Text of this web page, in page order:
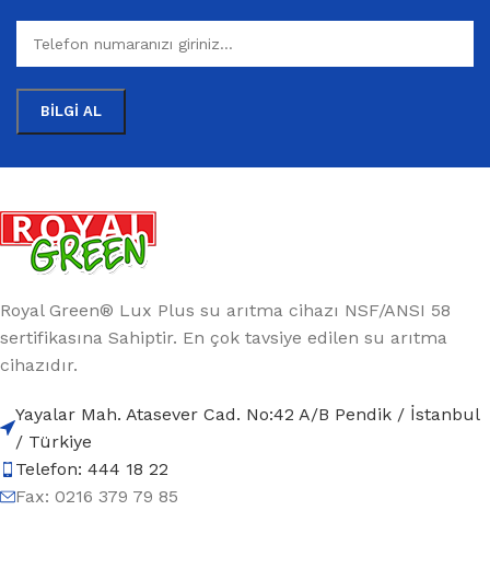
Royal Green® Lux Plus su arıtma cihazı NSF/ANSI 58
sertifikasına Sahiptir. En çok tavsiye edilen su arıtma
cihazıdır.
Yayalar Mah. Atasever Cad. No:42 A/B Pendik / İstanbul
/ Türkiye
Telefon: 444 18 22
Fax: 0216 379 79 85